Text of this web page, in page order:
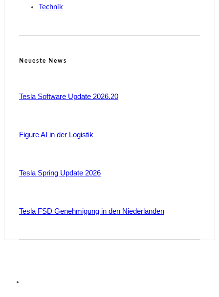
Technik
Neueste News
Tesla Software Update 2026.20
Figure AI in der Logistik
Tesla Spring Update 2026
Tesla FSD Genehmigung in den Niederlanden